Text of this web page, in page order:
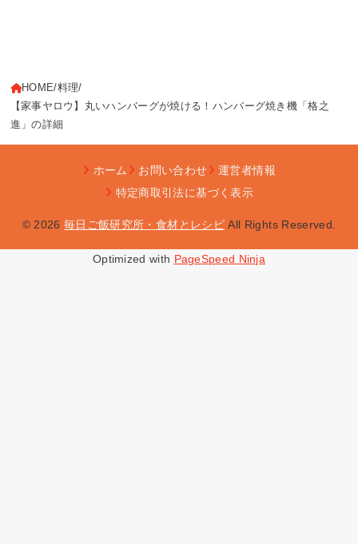
HOME 料理
【家事ヤロウ】丸いハンバーグが焼ける！ハンバーグ焼き機「格之
進」の詳細
ホーム お問い合わせ
運営者情報
特定商取引法に基づく表示
© 2026 毎日ご飯研究所・食材とレシピ All Rights Reserved.
Optimized with PageSpeed Ninja